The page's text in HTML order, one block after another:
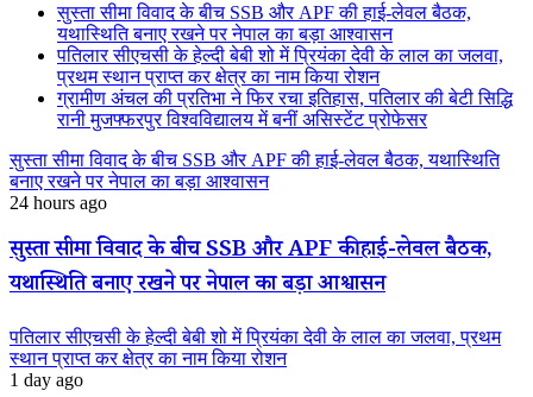
सुस्ता सीमा विवाद के बीच SSB और APF की हाई-लेवल बैठक,
यथास्थिति बनाए रखने पर नेपाल का बड़ा आश्वासन
पतिलार सीएचसी के हेल्दी बेबी शो में प्रियंका देवी के लाल का जलवा,
प्रथम स्थान प्राप्त कर क्षेत्र का नाम किया रोशन
ग्रामीण अंचल की प्रतिभा ने फिर रचा इतिहास, पतिलार की बेटी सिद्धि
रानी मुजफ्फरपुर विश्वविद्यालय में बनीं असिस्टेंट प्रोफेसर
सुस्ता सीमा विवाद के बीच SSB और APF की हाई-लेवल बैठक, यथास्थिति
बनाए रखने पर नेपाल का बड़ा आश्वासन
24 hours ago
सुस्ता सीमा विवाद के बीच SSB और APF की हाई-लेवल बैठक,
यथास्थिति बनाए रखने पर नेपाल का बड़ा आश्वासन
पतिलार सीएचसी के हेल्दी बेबी शो में प्रियंका देवी के लाल का जलवा, प्रथम
स्थान प्राप्त कर क्षेत्र का नाम किया रोशन
1 day ago